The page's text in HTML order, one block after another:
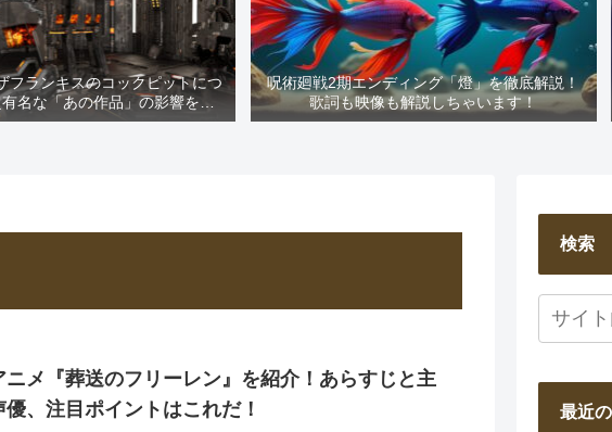
フランキスのコックピットにつ
名な「あの作品」の影響を解
説！
呪術廻戦2期エンディング「燈」を徹底解説！
歌詞も映像も解説しちゃいます！
ニメ『葬送のフリーレン』を紹介！あらすじと主
優、注目ポイントはこれだ！
検索
最近